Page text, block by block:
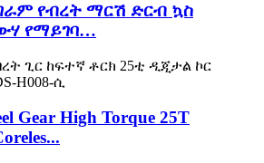
የብረት ማርሽ ድርብ ኳስ
የማይገባ…
Gear High Torque 25T